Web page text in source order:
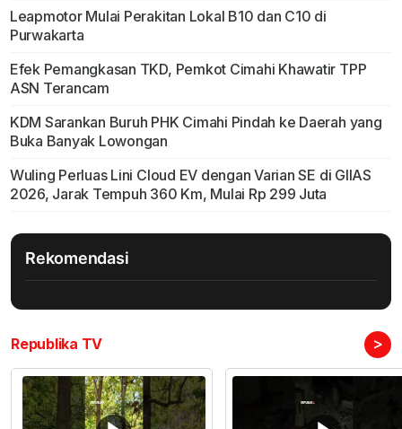
Leapmotor Mulai Perakitan Lokal B10 dan C10 di
Purwakarta
Efek Pemangkasan TKD, Pemkot Cimahi Khawatir TPP
ASN Terancam
KDM Sarankan Buruh PHK Cimahi Pindah ke Daerah yang
Buka Banyak Lowongan
Wuling Perluas Lini Cloud EV dengan Varian SE di GIIAS
2026, Jarak Tempuh 360 Km, Mulai Rp 299 Juta
Rekomendasi
Republika TV >